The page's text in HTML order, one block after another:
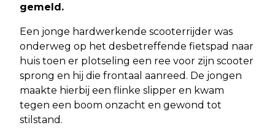
gemeld.
Een jonge hardwerkende scooterrijder was
onderweg op het desbetreffende fietspad naar
huis toen er plotseling een ree voor zijn scooter
sprong en hij die frontaal aanreed. De jongen
maakte hierbij een flinke slipper en kwam
tegen een boom onzacht en gewond tot
stilstand.